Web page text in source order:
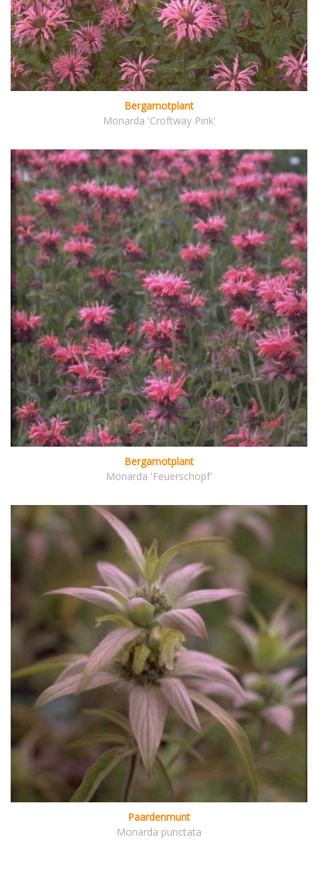
Bergamotplant
Monarda 'Croftway Pink'
Bergamotplant
Monarda 'Feuerschopf'
Paardenmunt
Monarda punctata